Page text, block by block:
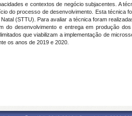
e contextos de negócio subjacentes. A
do processo de desenvolvimento. Esta técnica
(STTU). Para avaliar a técnica foram
do desenvolvimento e entrega em produção
que viabilizam a implementação de
os anos de 2019 e 2020.